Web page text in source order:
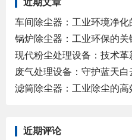
车间除尘器：工业环境净化
锅炉除尘器：工业环保的关
现代粉尘处理设备：技术
废气处理设备：守护蓝天
滤筒除尘器：工业除尘的高
近期评论